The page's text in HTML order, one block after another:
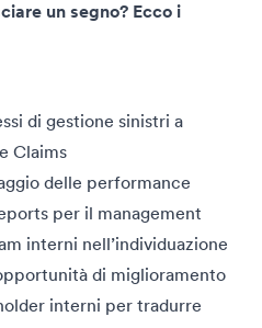
un segno? Ecco i
di gestione sinistri a
Claims
delle performance
per il management
interni nell’individuazione
di miglioramento
interni per tradurre